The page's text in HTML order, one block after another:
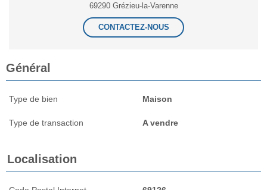
69290 Grézieu-la-Varenne
CONTACTEZ-NOUS
Général
Type de bien Maison
Type de transaction A vendre
Localisation